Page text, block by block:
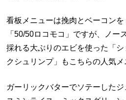
看板メニューは挽肉とベーコン
「50/50ロコモコ」ですが、ノー
採れる大ぶりのエビを使った「
クシュリンプ」もこちらの人気メ
ガーリックバターでソテーした